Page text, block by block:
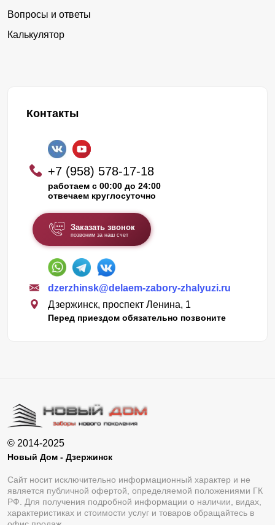
Вопросы и ответы
Калькулятор
Контакты
+7 (958) 578-17-18
работаем с 00:00 до 24:00
отвечаем круглосуточно
Заказать звонок
позвоним за наш счет
dzerzhinsk@delaem-zabory-zhalyuzi.ru
Дзержинск, проспект Ленина, 1
Перед приездом обязательно позвоните
© 2014-2025
Новый Дом - Дзержинск
Сайт носит исключительно информационный характер и не
является публичной офертой, определяемой положениями ГК
РФ. Для получения подробной информации о наличии, видах,
характеристиках и стоимости услуг и товаров обращайтесь в